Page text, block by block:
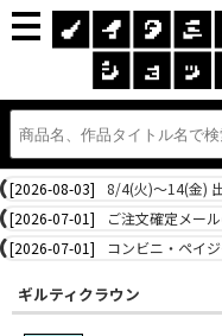
[2026-08-03]
8/4(火)～14(金)
[2026-07-01]
ご注文確定メー
[2026-07-01]
コンビニ・ペイ
ギルティクラウン